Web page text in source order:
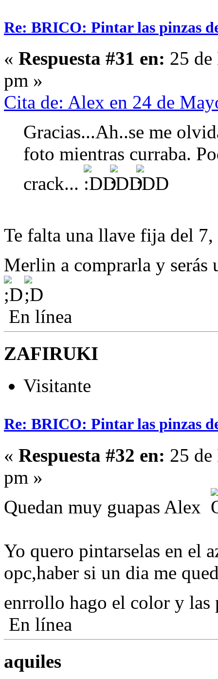
Re: BRICO: Pintar las pinzas
« Respuesta #31 en: 25
pm »
Cita de: Alex en 24 de
Gracias...Ah..se me
foto mientras curraba.
crack...
Te falta una llave fija del
Merlin a comprarla y
En línea
ZAFIRUKI
Visitante
Re: BRICO: Pintar las pinzas
« Respuesta #32 en: 25
pm »
Quedan muy guapas Alex
Yo quero pintarselas en el
opc,haber si un dia me
enrrollo hago el color y
En línea
aquiles